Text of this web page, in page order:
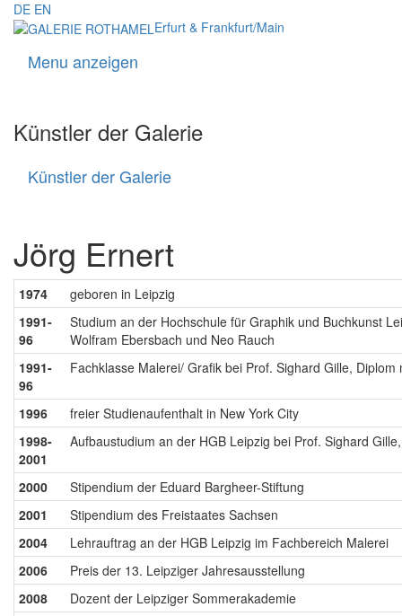
DE EN
Erfurt & Frankfurt/Main
Menu anzeigen
Künstler der Galerie
Künstler der Galerie
Jörg Ernert
1974
geboren in Leipzig
1991-
96
Studium an der Hochschule für Graphik und Buchkunst
Wolfram Ebersbach und Neo Rauch
1991-
96
Fachklasse Malerei/ Grafik bei Prof. Sighard Gille, Diplom
1996
freier Studienaufenthalt in New York City
1998-
2001
Aufbaustudium an der HGB Leipzig bei Prof. Sighard
2000
Stipendium der Eduard Bargheer-Stiftung
2001
Stipendium des Freistaates Sachsen
2004
Lehrauftrag an der HGB Leipzig im Fachbereich Malerei
2006
Preis der 13. Leipziger Jahresausstellung
2008
Dozent der Leipziger Sommerakademie